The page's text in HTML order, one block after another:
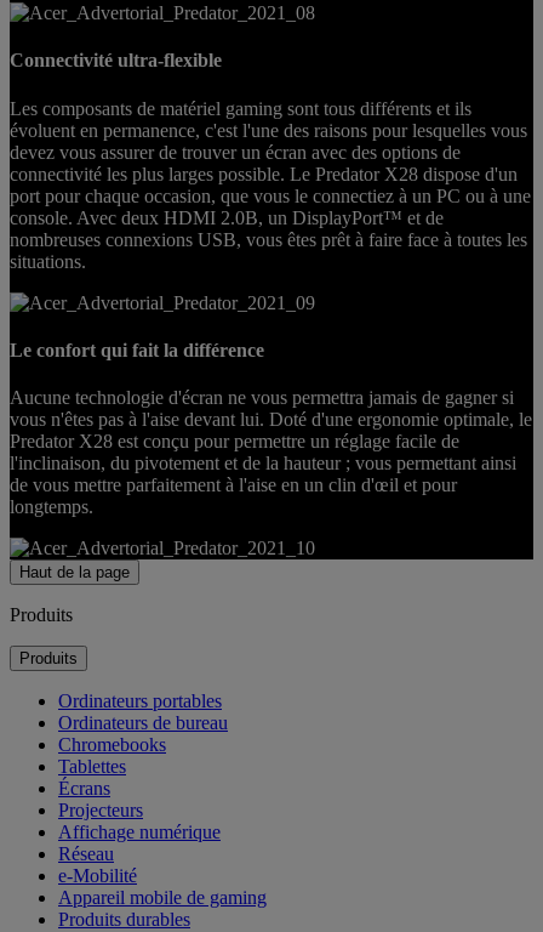
Connectivité ultra-flexible
Les composants de matériel gaming sont tous différents et ils
évoluent en permanence, c'est l'une des raisons pour lesquelles vous
devez vous assurer de trouver un écran avec des options de
connectivité les plus larges possible. Le Predator X28 dispose d'un
port pour chaque occasion, que vous le connectiez à un PC ou à une
console. Avec deux HDMI 2.0B, un DisplayPort™ et de
nombreuses connexions USB, vous êtes prêt à faire face à toutes les
situations.
Le confort qui fait la différence
Aucune technologie d'écran ne vous permettra jamais de gagner si
vous n'êtes pas à l'aise devant lui. Doté d'une ergonomie optimale, le
Predator X28 est conçu pour permettre un réglage facile de
l'inclinaison, du pivotement et de la hauteur ; vous permettant ainsi
de vous mettre parfaitement à l'aise en un clin d'œil et pour
longtemps.
Haut de la page
Produits
Produits
Ordinateurs portables
Ordinateurs de bureau
Chromebooks
Tablettes
Écrans
Projecteurs
Affichage numérique
Réseau
e-Mobilité
Appareil mobile de gaming
Produits durables